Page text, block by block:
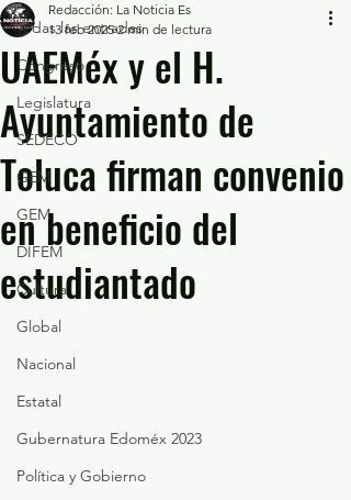
Todas las entradas
Congreso
Legislatura
SEDECO
GEM
GEM
DIFEM
Cultura
Global
Nacional
Estatal
Gubernatura Edoméx 2023
Política y Gobierno
UAEMéx y el H.
Ayuntamiento de
Toluca firman convenio
en beneficio del
estudiantado
Redacción: La Noticia Es
13 feb 2025 2 min de lectura